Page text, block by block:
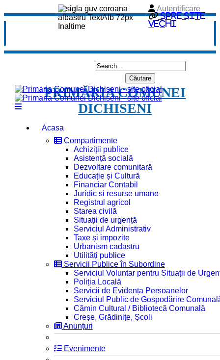
Spre site
vechi
Autentificare
PRIMĂRIA COMUNEI
DICHISENI
Acasa
Compartimente
Achiziții publice
Asistență socială
Dezvoltare comunitară
Educație și Cultură
Financiar Contabil
Juridic si resurse umane
Registrul agricol
Starea civilă
Situații de urgență
Serviciul Administrativ
Taxe și impozite
Urbanism cadastru
Utilități publice
Servicii Publice în Subordine
Serviciul Voluntar pentru Situații de
Poliția Locală
Servicii de Evidența Persoanelor
Serviciul Public de Gospodărire
Cămin Cultural / Bibliotecă Comunală
Creșe, Grădinițe, Școli
Anunțuri
Evenimente